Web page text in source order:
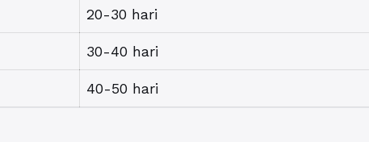
20-30 hari
30-40 hari
40-50 hari